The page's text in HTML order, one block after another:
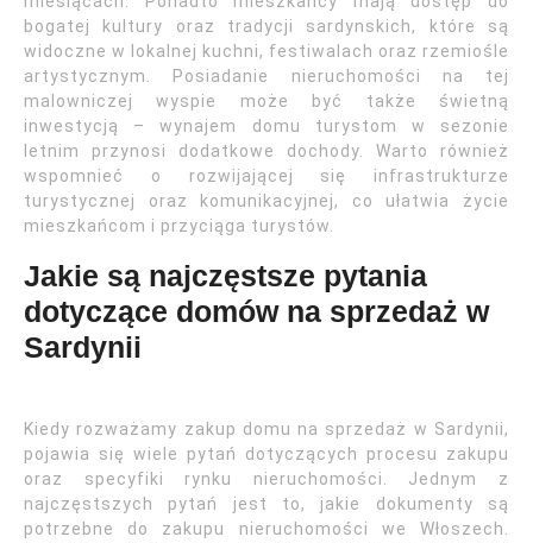
bogatej kultury oraz tradycji sardynskich, które są
widoczne w lokalnej kuchni, festiwalach oraz rzemiośle
artystycznym. Posiadanie nieruchomości na tej
malowniczej wyspie może być także świetną
inwestycją – wynajem domu turystom w sezonie
letnim przynosi dodatkowe dochody. Warto również
wspomnieć o rozwijającej się infrastrukturze
turystycznej oraz komunikacyjnej, co ułatwia życie
mieszkańcom i przyciąga turystów.
Jakie są najczęstsze pytania
dotyczące domów na sprzedaż w
Sardynii
Kiedy rozważamy zakup domu na sprzedaż w Sardynii,
pojawia się wiele pytań dotyczących procesu zakupu
oraz specyfiki rynku nieruchomości. Jednym z
najczęstszych pytań jest to, jakie dokumenty są
potrzebne do zakupu nieruchomości we Włoszech.